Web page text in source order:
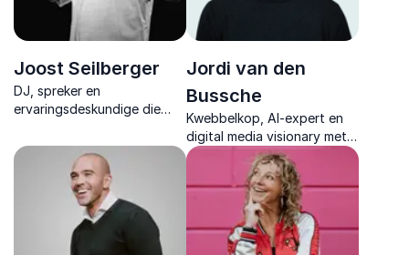
Joost Seilberger
DJ, spreker en
ervaringsdeskundige die
naar wij, met muziek, eerlijke
verhalen en praktische
inzichten.
Jordi van den
Bussche
Kwebbelkop, AI-expert en
digital media visionary met
15M+ volgers. Hij onthult
hoe AI storytelling en
contentcreatie radicaal
verandert.